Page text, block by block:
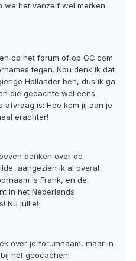
we het vanzelf wel merken
op het forum of op GC.com
tegen. Nou denk ik dat
Hollander ben, dus ik ga
die gedachte wel eens
afvraag is: Hoe kom jij aan je
erachter!
denken over de
aangezien ik al overal
is Frank, en de
in het Nederlands
Nu jullie!
over je forumnaam, maar in
het geocachen!